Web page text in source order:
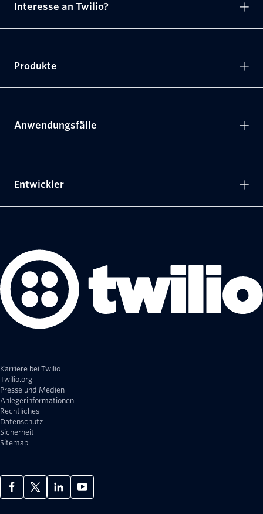
Karriere bei Twilio
Twilio.org
Presse und Medien
Anlegerinformationen
Rechtliches
Datenschutz
Sicherheit
Sitemap
Interesse an Twilio?
Produkte
Anwendungsfälle
Entwickler